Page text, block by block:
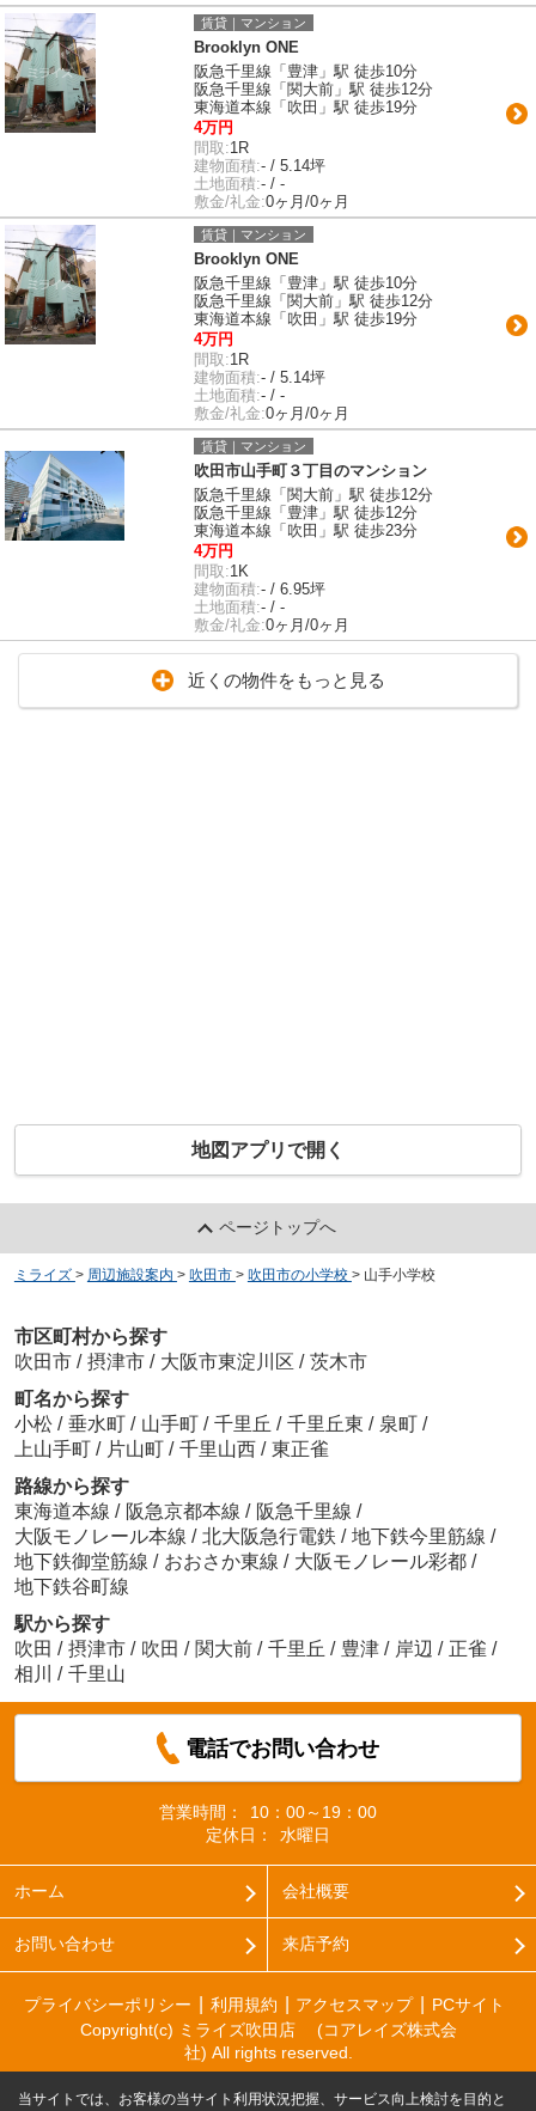
賃貸｜マンション
Brooklyn ONE
阪急千里線「豊津」駅 徒歩10分
阪急千里線「関大前」駅 徒歩12分
東海道本線「吹田」駅 徒歩19分
4万円
間取:1R
建物面積:- / 5.14坪
土地面積:- / -
敷金/礼金:0ヶ月/0ヶ月
賃貸｜マンション
Brooklyn ONE
阪急千里線「豊津」駅 徒歩10分
阪急千里線「関大前」駅 徒歩12分
東海道本線「吹田」駅 徒歩19分
4万円
間取:1R
建物面積:- / 5.14坪
土地面積:- / -
敷金/礼金:0ヶ月/0ヶ月
賃貸｜マンション
吹田市山手町３丁目のマンション
阪急千里線「関大前」駅 徒歩12分
阪急千里線「豊津」駅 徒歩12分
東海道本線「吹田」駅 徒歩23分
4万円
間取:1K
建物面積:- / 6.95坪
土地面積:- / -
敷金/礼金:0ヶ月/0ヶ月
近くの物件をもっと見る
地図アプリで開く
ページトップへ
ミライズ > 周辺施設案内 > 吹田市 > 吹田市の小学校 > 山手小学校
市区町村から探す
吹田市 / 摂津市 / 大阪市東淀川区 / 茨木市
町名から探す
小松 / 垂水町 / 山手町 / 千里丘 / 千里丘東 / 泉町 /
上山手町 / 片山町 / 千里山西 / 東正雀
路線から探す
東海道本線 / 阪急京都本線 / 阪急千里線 /
大阪モノレール本線 / 北大阪急行電鉄 / 地下鉄今里筋線 /
地下鉄御堂筋線 / おおさか東線 / 大阪モノレール彩都 /
地下鉄谷町線
駅から探す
吹田 / 摂津市 / 吹田 / 関大前 / 千里丘 / 豊津 / 岸辺 / 正雀 /
相川
/ 千里山
電話でお問い合わせ
営業時間：
10：00～19：00
定休日：
水曜日
ホーム 会社概要
お問い合わせ 来店予約
プライバシーポリシー 利用規約 アクセスマップ
PCサイト
Copyright(c) ミライズ吹田店 (コアレイズ株式会
社) All rights reserved.
当サイトでは、お客様の当サイト利用状況把握、サービス向上検討を目的と